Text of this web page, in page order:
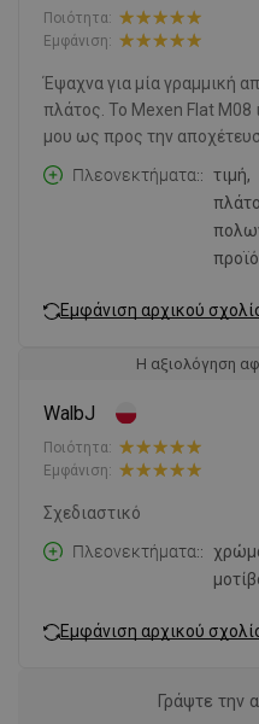
Ποιότητα:
Εμφάνιση:
Έψαχνα για μία γραμμική
πλάτος. Το Mexen Flat M08
μου ως προς την
Πλεονεκτήματα:
τιμή,
Εμφάνιση αρχικού
Η αξιολόγηση
WalbJ
Ποιότητα:
Εμφάνιση:
Σχεδιαστικό
Πλεονεκτήματα:
Εμφάνιση αρχικού
Γράψτε την